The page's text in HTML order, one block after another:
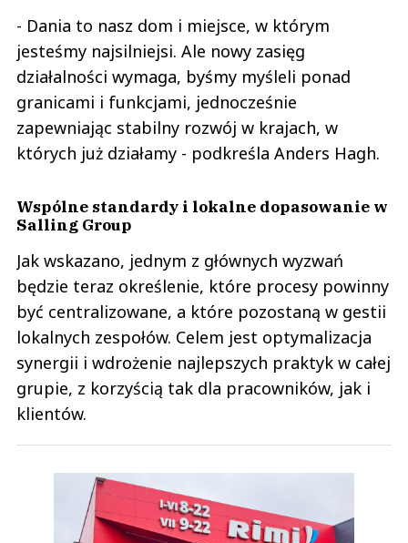
- Dania to nasz dom i miejsce, w którym
jesteśmy najsilniejsi. Ale nowy zasięg
działalności wymaga, byśmy myśleli ponad
granicami i funkcjami, jednocześnie
zapewniając stabilny rozwój w krajach, w
których już działamy - podkreśla Anders Hagh.
Wspólne standardy i lokalne dopasowanie w
Salling Group
Jak wskazano, jednym z głównych wyzwań
będzie teraz określenie, które procesy powinny
być centralizowane, a które pozostaną w gestii
lokalnych zespołów. Celem jest optymalizacja
synergii i wdrożenie najlepszych praktyk w całej
grupie, z korzyścią tak dla pracowników, jak i
klientów.